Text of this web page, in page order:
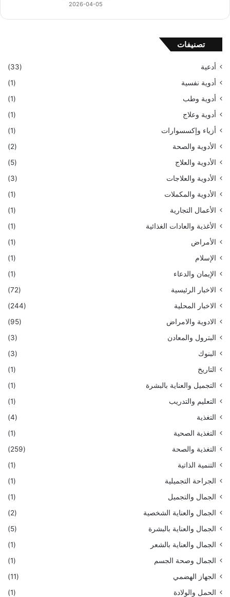
2026-04-05
تصنيفات
أدعية
(33)
أدوية نفسية
(1)
أدوية وطب
(1)
أدوية وعلاج
(1)
أزياء وإكسسوارات
(1)
الأدوية والصحة
(2)
الأدوية والعلاج
(5)
الأدوية والعلاجات
(3)
الأدوية والمكملات
(1)
الأعمال التجارية
(1)
الأغذية والعادات الغذائية
(1)
الأمراض
(1)
الإسلام
(1)
الإيمان والدعاء
(1)
الاخبار الرئيسية
(72)
الاخبار المحلية
(244)
الادوية والامراض
(95)
البترول والمعادن
(3)
البنوك
(3)
التاريخ
(1)
التجميل والعناية بالبشرة
(1)
التعليم والتدريب
(1)
التغذية
(4)
التغذية الصحية
(1)
التغذية والصحة
(259)
التنمية الذاتية
(1)
الجراحة التجميلية
(1)
الجمال والتجميل
(1)
الجمال والعناية الشخصية
(2)
الجمال والعناية بالبشرة
(5)
الجمال والعناية بالشعر
(1)
الجمال وصحة الجسم
(1)
الجهاز الهضمي
(11)
الحمل والولادة
(1)